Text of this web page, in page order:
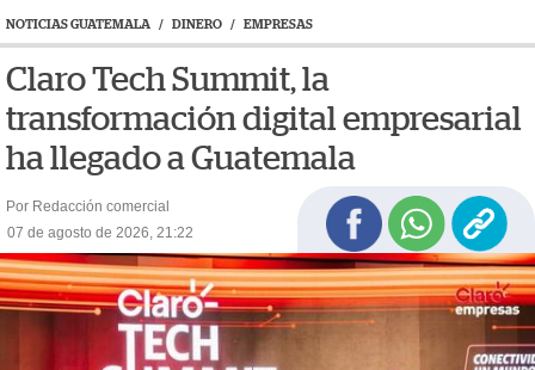
NOTICIAS GUATEMALA / DINERO / EMPRESAS
Claro Tech Summit, la
transformación digital empresarial
ha llegado a Guatemala
Por Redacción comercial
07 de agosto de 2026, 21:22